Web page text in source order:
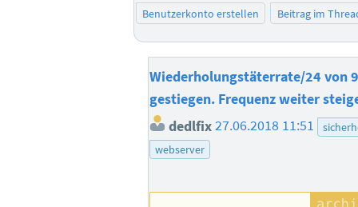
Benutzerkonto erstellen
Beitrag im
Wiederholungstäterrate/24 von
gestiegen. Frequenz weiter
dedlfix 27.06.2018 11:51
webserver